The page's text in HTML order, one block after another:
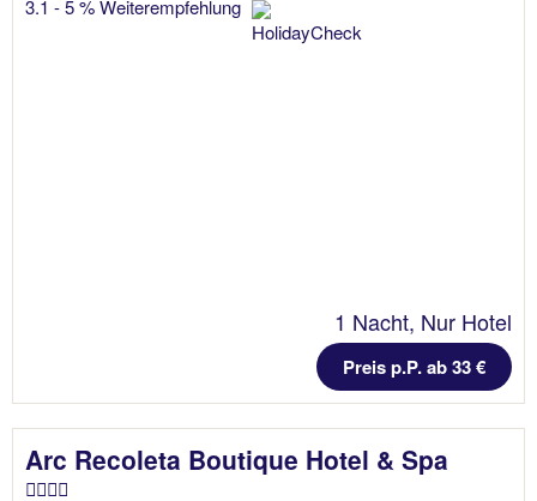
3.1 - 5 % Weiterempfehlung
1 Nacht, Nur Hotel
Preis p.P. ab 33 €
Arc Recoleta Boutique Hotel & Spa